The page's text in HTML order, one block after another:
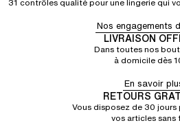
31 contrôles qualité pour une lingerie qui
Nos engagements
LIVRAISON
Dans toutes nos
à domicile dès
En savoir
RETOURS
Vous disposez de 30 jours
vos articles sans